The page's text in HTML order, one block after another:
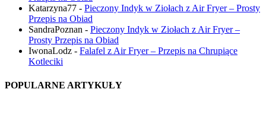
Katarzyna77 - Pieczony Indyk w Ziołach z Air Fryer – Prosty
Przepis na Obiad
SandraPoznan - Pieczony Indyk w Ziołach z Air Fryer –
Prosty Przepis na Obiad
IwonaLodz - Falafel z Air Fryer – Przepis na Chrupiące
Kotleciki
POPULARNE ARTYKUŁY